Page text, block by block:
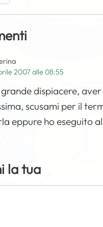
2007 alle 08:55
dispiacere,
scusami per il
eppure ho eseguito
la tua